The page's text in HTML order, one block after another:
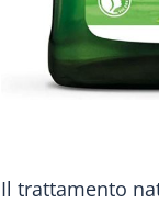
Il trattamento